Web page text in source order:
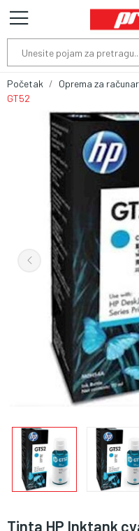
Početak Oprema za
GT52
Tinta HP Inktank